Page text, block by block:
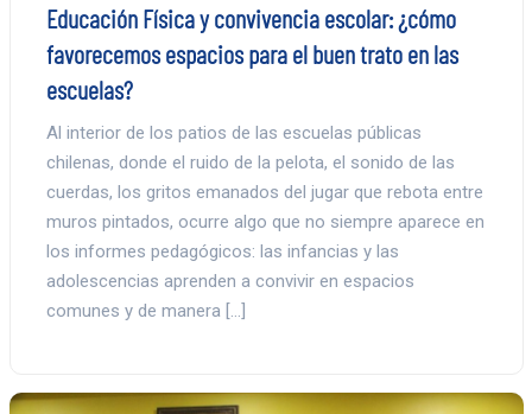
Educación Física y convivencia escolar: ¿cómo
favorecemos espacios para el buen trato en las
escuelas?
Al interior de los patios de las escuelas públicas
chilenas, donde el ruido de la pelota, el sonido de las
cuerdas, los gritos emanados del jugar que rebota entre
muros pintados, ocurre algo que no siempre aparece en
los informes pedagógicos: las infancias y las
adolescencias aprenden a convivir en espacios
comunes y de manera […]